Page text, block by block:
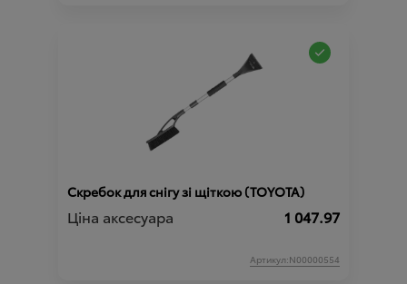
Скребок для снігу зі щіткою (TOYOTA)
Ціна аксесуара 1 047.97
Артикул:N00000554